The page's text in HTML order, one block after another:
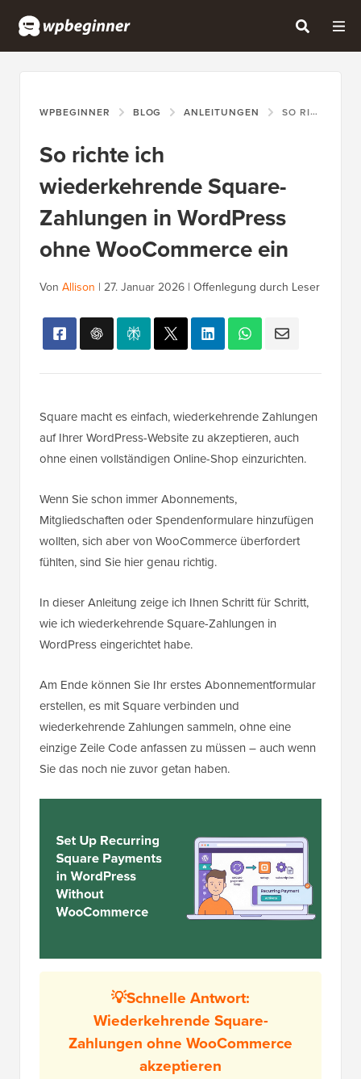
WPBEGINNER BLOG ANLEITUNGEN SO RICHTE ICH WIEDERKEHRENDE SQUARE-ZAHLUNGEN IN WORDPRESS OHNE WOOCOMMERCE EIN
So richte ich
wiederkehrende Square-
Zahlungen in WordPress
ohne WooCommerce ein
Von Allison | 27. Januar 2026 | Offenlegung durch Leser
Square macht es einfach, wiederkehrende Zahlungen
auf Ihrer WordPress-Website zu akzeptieren, auch
ohne einen vollständigen Online-Shop einzurichten.
Wenn Sie schon immer Abonnements,
Mitgliedschaften oder Spendenformulare hinzufügen
wollten, sich aber von WooCommerce überfordert
fühlten, sind Sie hier genau richtig.
In dieser Anleitung zeige ich Ihnen Schritt für Schritt,
wie ich wiederkehrende Square-Zahlungen in
WordPress eingerichtet habe.
Am Ende können Sie Ihr erstes Abonnementformular
erstellen, es mit Square verbinden und
wiederkehrende Zahlungen sammeln, ohne eine
einzige Zeile Code anfassen zu müssen – auch wenn
Sie das noch nie zuvor getan haben.
💡Schnelle Antwort:
Wiederkehrende Square-
Zahlungen ohne WooCommerce
akzeptieren